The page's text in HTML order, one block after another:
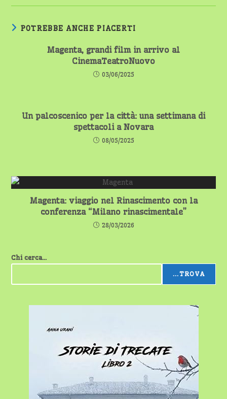
POTREBBE ANCHE PIACERTI
Magenta, grandi film in arrivo al
CinemaTeatroNuovo
03/06/2025
Un palcoscenico per la città: una settimana di
spettacoli a Novara
08/05/2025
Magenta: viaggio nel Rinascimento con la
conferenza “Milano rinascimentale”
28/03/2026
Chi cerca...
...TROVA